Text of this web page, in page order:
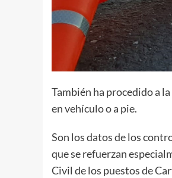
También ha procedido a
en vehículo o a pie.
Son los datos de los
que se refuerzan
Civil de los puestos de